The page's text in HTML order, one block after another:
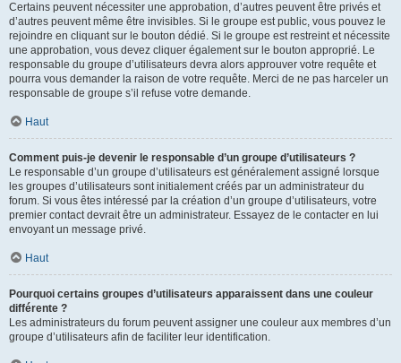
Certains peuvent nécessiter une approbation, d’autres peuvent être privés et
d’autres peuvent même être invisibles. Si le groupe est public, vous pouvez le
rejoindre en cliquant sur le bouton dédié. Si le groupe est restreint et nécessite
une approbation, vous devez cliquer également sur le bouton approprié. Le
responsable du groupe d’utilisateurs devra alors approuver votre requête et
pourra vous demander la raison de votre requête. Merci de ne pas harceler un
responsable de groupe s’il refuse votre demande.
Haut
Comment puis-je devenir le responsable d’un groupe d’utilisateurs ?
Le responsable d’un groupe d’utilisateurs est généralement assigné lorsque
les groupes d’utilisateurs sont initialement créés par un administrateur du
forum. Si vous êtes intéressé par la création d’un groupe d’utilisateurs, votre
premier contact devrait être un administrateur. Essayez de le contacter en lui
envoyant un message privé.
Haut
Pourquoi certains groupes d’utilisateurs apparaissent dans une couleur
différente ?
Les administrateurs du forum peuvent assigner une couleur aux membres d’un
groupe d’utilisateurs afin de faciliter leur identification.